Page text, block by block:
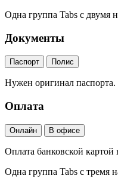
Одна группа Tabs с двумя
Документы
Паспорт Полис
Нужен оригинал паспорта.
Оплата
Онлайн В офисе
Оплата банковской картой
Одна группа Tabs с тремя